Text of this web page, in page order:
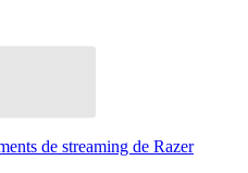
de streaming de Razer